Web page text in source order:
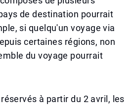
de destination pourrait
si quelqu'un voyage via
certaines régions, non
du voyage pourrait
à partir du 2 avril, les